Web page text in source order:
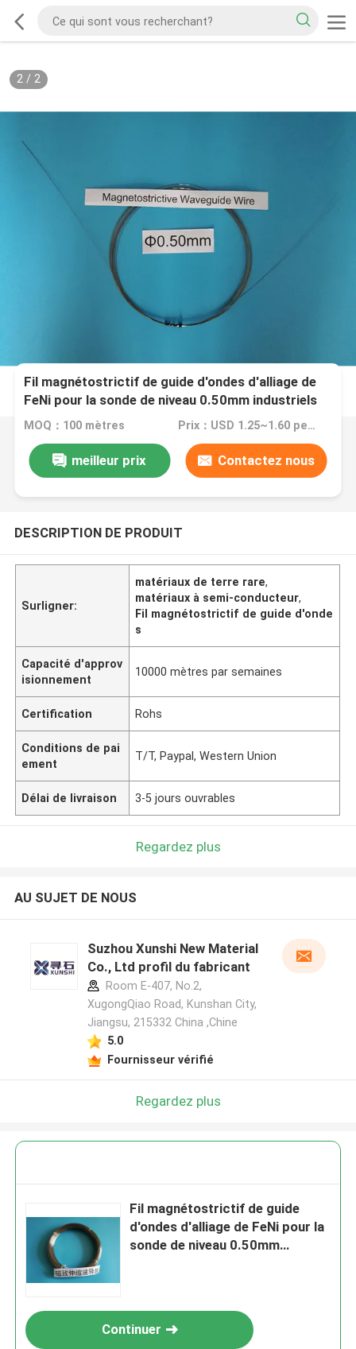
2/ 2
Fil magnétostrictif de guide d'ondes d'alliage de
FeNi pour la sonde de niveau 0.50mm industriels
MOQ：100 mètres Prix：USD 1.25~1.60 per meter
meilleur prix Contactez nous
DESCRIPTION DE PRODUIT
Surligner:
matériaux de terre rare,
matériaux à semi-conducteur,
Fil magnétostrictif de guide d'onde
s
Capacité d'approv
isionnement
10000 mètres par semaines
Certification Rohs
Conditions de pai
ement
T/T, Paypal, Western Union
Délai de livraison 3-5 jours ouvrables
Regardez plus
AU SUJET DE NOUS
Suzhou Xunshi New Material
Co., Ltd profil du fabricant
Room E-407, No.2,
XugongQiao Road, Kunshan City,
Jiangsu, 215332 China ,Chine
5.0
Fournisseur vérifié
Regardez plus
Fil magnétostrictif de guide
d'ondes d'alliage de FeNi pour la
sonde de niveau 0.50mm
Continuer